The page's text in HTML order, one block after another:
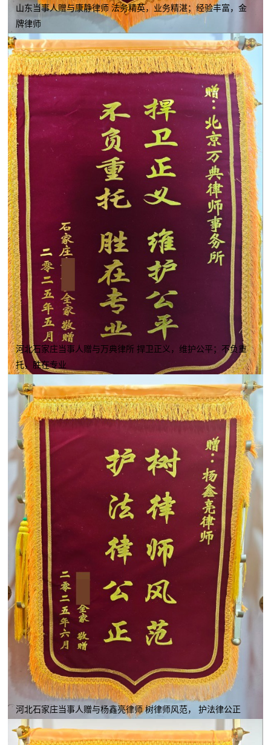
山东当事人赠与康静律师 法务精英，业务精湛；经验丰富，金
牌律师
河北石家庄当事人赠与万典律所 捍卫正义，维护公平；不负重
托，胜在专业
河北石家庄当事人赠与杨鑫亮律师 树律师风范， 护法律公正